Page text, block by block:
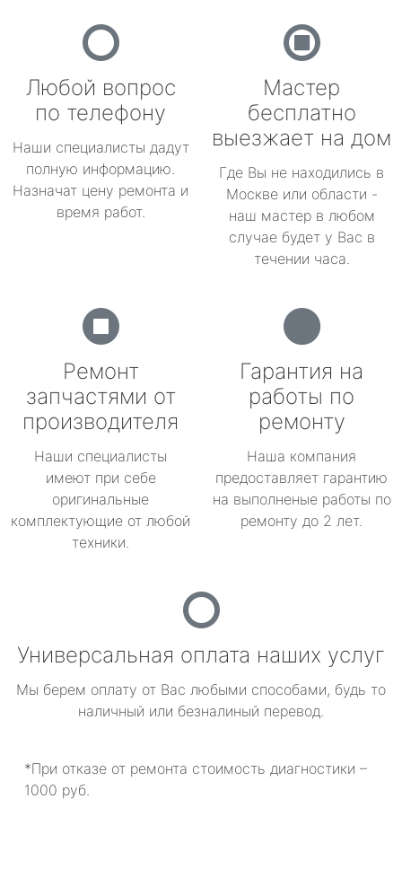
Любой вопрос
по телефону
Наши специалисты дадут
полную информацию.
Назначат цену ремонта и
время работ.
Мастер
бесплатно
выезжает на дом
Где Вы не находились в
Москве или области -
наш мастер в любом
случае будет у Вас в
течении часа.
Ремонт
запчастями от
производителя
Наши специалисты
имеют при себе
оригинальные
комплектующие от любой
техники.
Гарантия на
работы по
ремонту
Наша компания
предоставляет гарантию
на выполненые работы по
ремонту до 2 лет.
Универсальная оплата наших услуг
Мы берем оплату от Вас любыми способами, будь то
наличный или безналиный перевод.
*При отказе от ремонта стоимость диагностики –
1000 руб.